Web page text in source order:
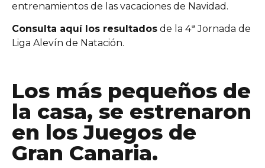
entrenamientos de las vacaciones de Navidad.
Consulta aquí los resultados de la 4ª Jornada de
Liga Alevín de Natación.
Los más pequeños de
la casa, se estrenaron
en los Juegos de
Gran Canaria.